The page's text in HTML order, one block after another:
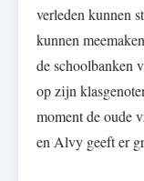
verleden kunnen
kunnen
de schoolbanken
op zijn
moment de oude
en Alvy geeft er